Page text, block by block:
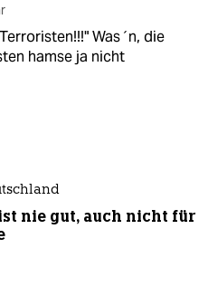
Was´n, die
hamse ja nicht
nie gut, auch nicht für